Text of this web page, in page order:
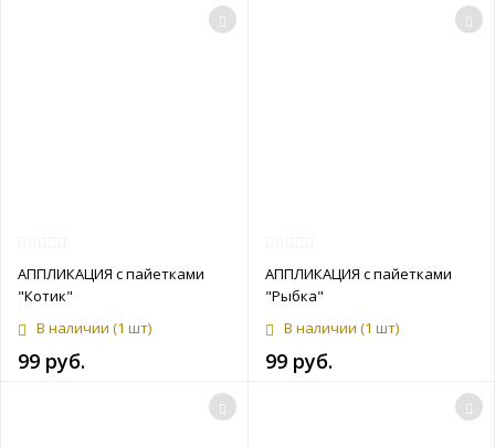
АППЛИКАЦИЯ с пайетками
"Котик"
В наличии (1 шт)
99 руб.
АППЛИКАЦИЯ с пайетками
"Рыбка"
В наличии (1 шт)
99 руб.